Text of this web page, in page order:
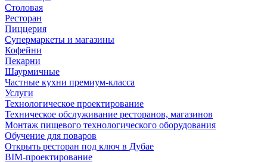
Столовая
Ресторан
Пиццерия
Супермаркеты и магазины
Кофейни
Пекарни
Шаурмичные
Частные кухни премиум-класса
Услуги
Технологическое проектирование
Техническое обслуживание ресторанов, магазинов
Монтаж пищевого технологического оборудования
Обучение для поваров
Открыть ресторан под ключ в Дубае
BIM-проектирование